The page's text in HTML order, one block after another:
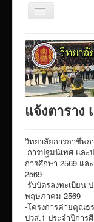
สลับ
เก
ชั่น
Home
โปรแกรม ศธ02
Elearning_kicec
Facebookงานป
ITA/ข้อมูลสาธา
ID-PLAN
พัสดุ/จัดซื่อจัดจ้าง
Link รวมระบบร
แจ้งตาราง
วิทยาลัยการอาชีพ
-การปฐมนิเทศ และ
การศึกษา 2569 แ
2569
-รับบัตรลงทะเบียน
พฤษภาคม 2569
-โครงการค่ายคุณธ
ปวส.1 ประจำปีการ